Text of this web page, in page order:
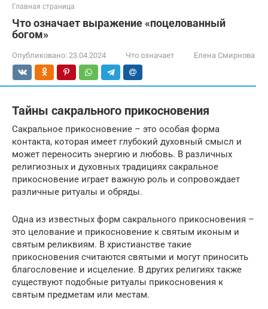
Главная страница
Что означает выражение «поцелованный
богом»
Опубликовано: 23.04.2024 Что означает Елена Смирнова
Тайны сакрального прикосновения
Сакральное прикосновение – это особая форма
контакта, которая имеет глубокий духовный смысл и
может переносить энергию и любовь. В различных
религиозных и духовных традициях сакральное
прикосновение играет важную роль и сопровождает
различные ритуалы и обряды.
Одна из известных форм сакрального прикосновения –
это целование и прикосновение к святым иконым и
святым реликвиям. В христианстве такие
прикосновения считаются святыми и могут приносить
благословение и исцеление. В других религиях также
существуют подобные ритуалы прикосновения к
святым предметам или местам.